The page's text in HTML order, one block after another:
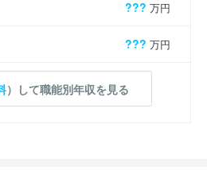
??? 万円
??? 万円
）して職能別年収を見る